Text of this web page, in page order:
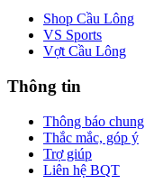
Shop Cầu Lông
VS Sports
Vợt Cầu Lông
Thông tin
Thông báo chung
Thắc mắc, góp ý
Trợ giúp
Liên hệ BQT